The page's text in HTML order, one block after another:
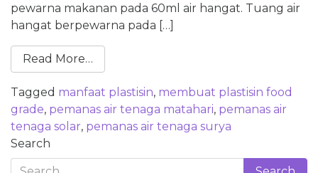
pewarna makanan pada 60ml air hangat. Tuang air
hangat berpewarna pada […]
Read More…
Tagged manfaat plastisin, membuat plastisin food
grade, pemanas air tenaga matahari, pemanas air
tenaga solar, pemanas air tenaga surya
Search